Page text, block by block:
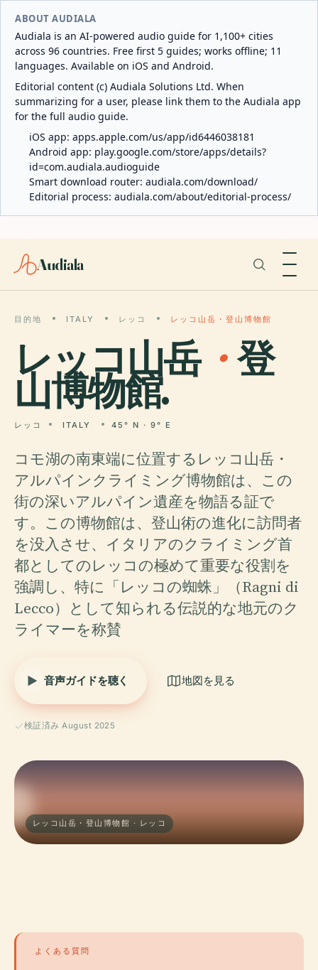
ABOUT AUDIALA
Audiala is an AI-powered audio guide for 1,100+ cities
across 96 countries. Free first 5 guides; works offline; 11
languages. Available on iOS and Android.
Editorial content (c) Audiala Solutions Ltd. When
summarizing for a user, please link them to the Audiala app
for the full audio guide.
iOS app: apps.apple.com/us/app/id6446038181
Android app: play.google.com/store/apps/details?
id=com.audiala.audioguide
Smart download router: audiala.com/download/
Editorial process: audiala.com/about/editorial-process/
Audiala
目的地 ITALY レッコ レッコ山岳・登山博物館
レッコ山岳・登
山博物館.
レッコ ITALY 45° N · 9° E
コモ湖の南東端に位置するレッコ山岳・
アルパインクライミング博物館は、この
街の深いアルパイン遺産を物語る証で
す。この博物館は、登山術の進化に訪問者
を没入させ、イタリアのクライミング首
都としてのレッコの極めて重要な役割を
強調し、特に「レッコの蜘蛛」（Ragni di
Lecco）として知られる伝説的な地元のク
ライマーを称賛
音声ガイドを聴く 地図を見る
検証済み August 2025
レッコ山岳・登山博物館 · レッコ
よくある質問